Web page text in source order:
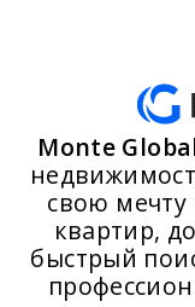
Monte
свою
квартир,
быстрый